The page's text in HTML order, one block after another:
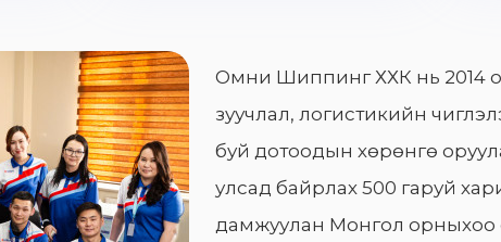
Омни Шиппинг ХХК нь 2014
зуучлал, логистикийн
буй дотоодын хөрөнгө
улсад байрлах 500 гаруй
дамжуулан Монгол орныхоо